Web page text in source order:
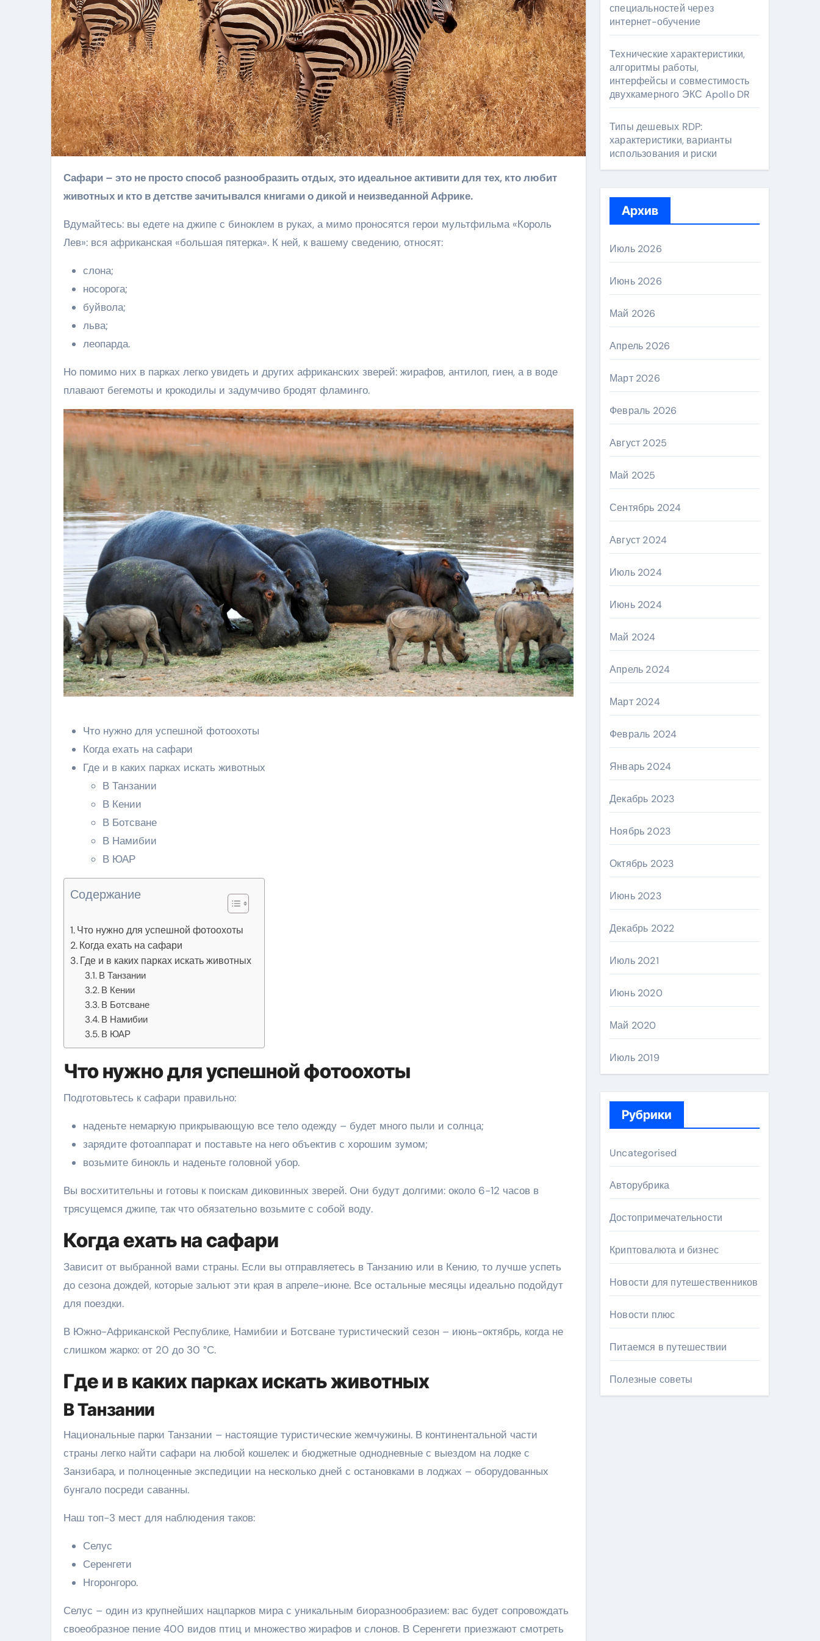
Сафари – это не просто способ разнообразить отдых, это идеальное активити для тех, кто любит
животных и кто в детстве зачитывался книгами о дикой и неизведанной Африке.
Вдумайтесь: вы едете на джипе с биноклем в руках, а мимо проносятся герои мультфильма «Король
Лев»: вся африканская «большая пятерка». К ней, к вашему сведению, относят:
слона;
носорога;
буйвола;
льва;
леопарда.
Но помимо них в парках легко увидеть и других африканских зверей: жирафов, антилоп, гиен, а в воде
плавают бегемоты и крокодилы и задумчиво бродят фламинго.
Что нужно для успешной фотоохоты
Когда ехать на сафари
Где и в каких парках искать животных
В Танзании
В Кении
В Ботсване
В Намибии
В ЮАР
Содержание
Что нужно для успешной фотоохоты
Когда ехать на сафари
Где и в каких парках искать животных
В Танзании
В Кении
В Ботсване
В Намибии
В ЮАР
Что нужно для успешной фотоохоты
Подготовьтесь к сафари правильно:
наденьте немаркую прикрывающую все тело одежду – будет много пыли и солнца;
зарядите фотоаппарат и поставьте на него объектив с хорошим зумом;
возьмите бинокль и наденьте головной убор.
Вы восхитительны и готовы к поискам диковинных зверей. Они будут долгими: около 6-12 часов в
трясущемся джипе, так что обязательно возьмите с собой воду.
Когда ехать на сафари
Зависит от выбранной вами страны. Если вы отправляетесь в Танзанию или в Кению, то лучше успеть
до сезона дождей, которые зальют эти края в апреле-июне. Все остальные месяцы идеально подойдут
для поездки.
В Южно-Африканской Республике, Намибии и Ботсване туристический сезон – июнь-октябрь, когда не
слишком жарко: от 20 до 30 °С.
Где и в каких парках искать животных
В Танзании
Национальные парки Танзании – настоящие туристические жемчужины. В континентальной части
страны легко найти сафари на любой кошелек: и бюджетные однодневные с выездом на лодке с
Занзибара, и полноценные экспедиции на несколько дней с остановками в лоджах – оборудованных
бунгало посреди саванны.
Наш топ-3 мест для наблюдения таков:
Селус
Серенгети
Нгоронгоро.
Селус – один из крупнейших нацпарков мира с уникальным биоразнообразием: вас будет сопровождать
своеобразное пение 400 видов птиц и множество жирафов и слонов. В Серенгети приезжают смотреть
специальностей через
интернет-обучение
Технические характеристики,
алгоритмы работы,
интерфейсы и совместимость
двухкамерного ЭКС Apollo DR
Типы дешевых RDP:
характеристики, варианты
использования и риски
Архив
Июль 2026
Июнь 2026
Май 2026
Апрель 2026
Март 2026
Февраль 2026
Август 2025
Май 2025
Сентябрь 2024
Август 2024
Июль 2024
Июнь 2024
Май 2024
Апрель 2024
Март 2024
Февраль 2024
Январь 2024
Декабрь 2023
Ноябрь 2023
Октябрь 2023
Июнь 2023
Декабрь 2022
Июль 2021
Июнь 2020
Май 2020
Июль 2019
Рубрики
Uncategorised
Авторубрика
Достопримечательности
Криптовалюта и бизнес
Новости для путешественников
Новости плюс
Питаемся в путешествии
Полезные советы